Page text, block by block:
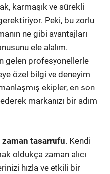
karmaşık ve sürekli
Peki, bu zorlu
ne gibi avantajları
ele alalım.
gelen profesyonellerle
özel bilgi ve deneyim
ekipler, en son
markanızı bir adım
zaman tasarrufu. Kendi
oldukça zaman alıcı
hızla ve etkili bir